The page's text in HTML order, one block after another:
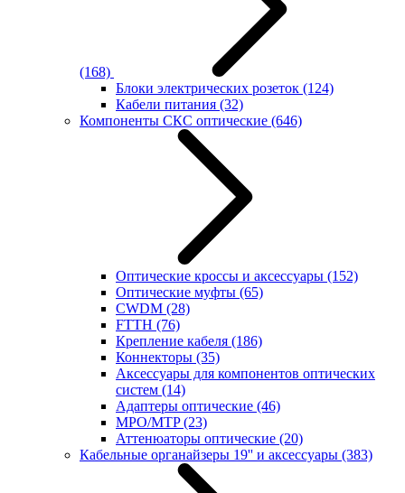
(168)
Блоки электрических розеток (124)
Кабели питания (32)
Компоненты СКС оптические (646)
Оптические кроссы и аксессуары (152)
Оптические муфты (65)
CWDM (28)
FTTH (76)
Крепление кабеля (186)
Коннекторы (35)
Аксессуары для компонентов оптических
систем (14)
Адаптеры оптические (46)
MPO/MTP(23)
Аттенюаторы оптические (20)
Кабельные органайзеры 19'' и аксессуары (383)